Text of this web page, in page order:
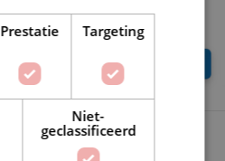
Prestatie Targeting
Niet-
geclassificeerd